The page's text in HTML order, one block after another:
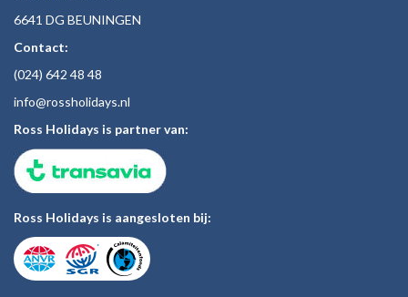
6641 DG BEUNINGEN
Contact:
(024) 642 48 48
info@rossholidays.nl
Ross Holidays is partner van:
Ross Holidays is aangesloten bij: